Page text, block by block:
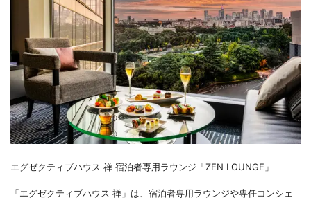
エグゼクティブハウス 禅 宿泊者専用ラウンジ「ZEN LOUNGE」
「エグゼクティブハウス 禅」は、宿泊者専用ラウンジや専任コンシェ